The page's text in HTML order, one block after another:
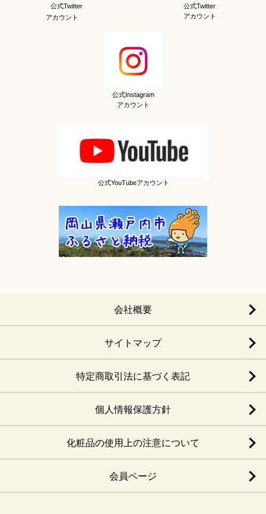
公式Twitter
アカウント
公式Twitter
アカウント
公式Instagram
アカウント
公式YouTubeアカウント
会社概要
サイトマップ
特定商取引法に基づく表記
個人情報保護方針
化粧品の使用上の注意について
会員ページ